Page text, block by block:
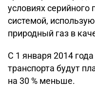
условиях серийного
системой,
природный газ в
С 1 января 2014
транспорта будут
на 30 % меньше.